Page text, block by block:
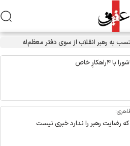
رهبر انقلاب از سوی دفتر معظم‌له
خاص
رضایت رهبر را ندارد خبری نیست